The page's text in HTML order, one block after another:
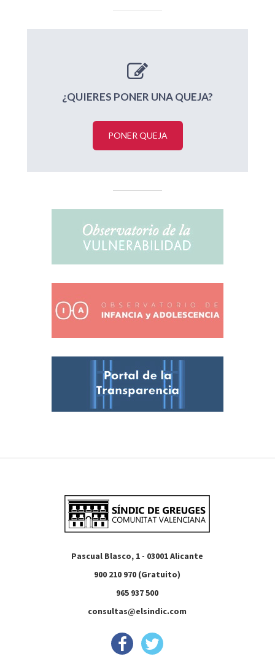
¿QUIERES PONER UNA QUEJA?
PONER QUEJA
Pascual Blasco, 1 - 03001 Alicante
900 210 970 (Gratuito)
965 937 500
consultas@elsindic.com